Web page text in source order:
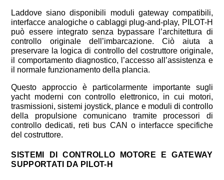
Laddove siano disponibili moduli gateway compatibili,
interfacce analogiche o cablaggi plug-and-play, PILOT-H
può essere integrato senza bypassare l’architettura di
controllo originale dell’imbarcazione. Ciò aiuta a
preservare la logica di controllo del costruttore originale,
il comportamento diagnostico, l’accesso all’assistenza e
il normale funzionamento della plancia.
Questo approccio è particolarmente importante sugli
yacht moderni con controllo elettronico, in cui motori,
trasmissioni, sistemi joystick, plance e moduli di controllo
della propulsione comunicano tramite processori di
controllo dedicati, reti bus CAN o interfacce specifiche
del costruttore.
SISTEMI DI CONTROLLO MOTORE E GATEWAY
SUPPORTATI DA PILOT-H